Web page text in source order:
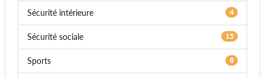
Sécurité intérieure 4
Sécurité sociale 15
Sports 8